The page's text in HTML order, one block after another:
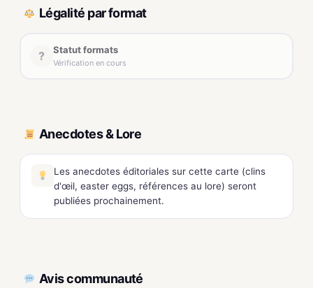
Légalité par format
? Statut formats
Vérification en cours
Anecdotes & Lore
Les anecdotes éditoriales sur cette carte (clins
d'œil, easter eggs, références au lore) seront
publiées prochainement.
Avis communauté